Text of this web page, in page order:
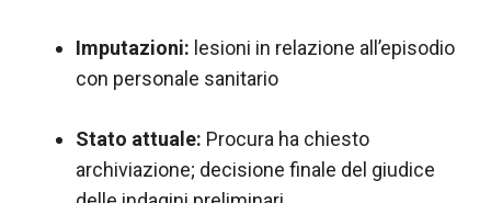
Imputazioni: lesioni in relazione all’episodio
con personale sanitario
Stato attuale: Procura ha chiesto
archiviazione; decisione finale del giudice